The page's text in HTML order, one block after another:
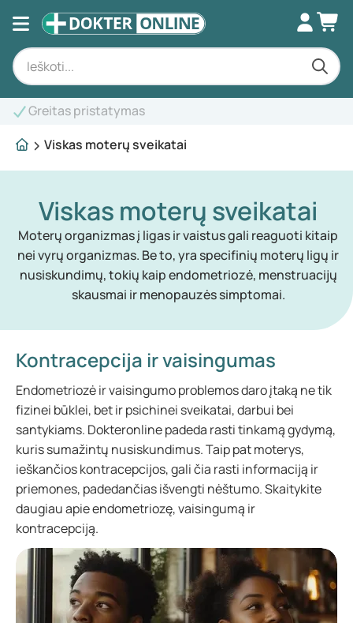
Profesionali konsultacija
Viskas moterų sveikatai
Viskas moterų sveikatai
Moterų organizmas į ligas ir vaistus gali reaguoti kitaip
nei vyrų organizmas. Be to, yra specifinių moterų ligų ir
nusiskundimų, tokių kaip endometriozė, menstruacijų
skausmai ir menopauzės simptomai.
Kontracepcija ir vaisingumas
Endometriozė ir vaisingumo problemos daro įtaką ne tik
fizinei būklei, bet ir psichinei sveikatai, darbui bei
santykiams. Dokteronline padeda rasti tinkamą gydymą,
kuris sumažintų nusiskundimus. Taip pat moterys,
ieškančios kontracepcijos, gali čia rasti informaciją ir
priemones, padedančias išvengti nėštumo. Skaitykite
daugiau apie endometriozę, vaisingumą ir
kontracepciją.